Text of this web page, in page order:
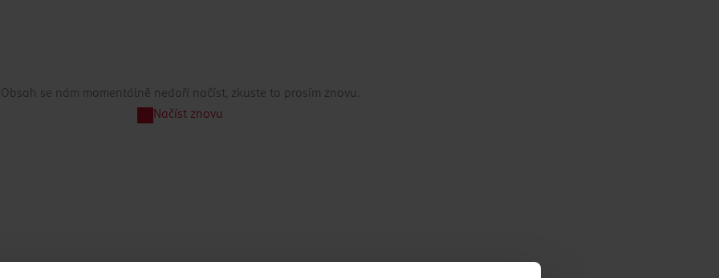
Obsah se nám momentálně nedaří načíst, zkuste to prosím znovu.
Načíst znovu